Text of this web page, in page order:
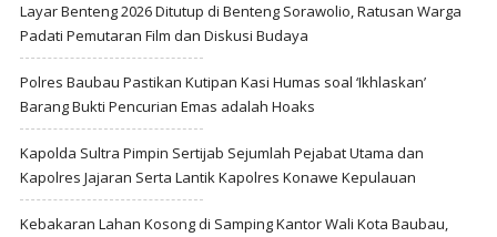
Layar Benteng 2026 Ditutup di Benteng Sorawolio, Ratusan Warga
Padati Pemutaran Film dan Diskusi Budaya
Polres Baubau Pastikan Kutipan Kasi Humas soal ‘Ikhlaskan’
Barang Bukti Pencurian Emas adalah Hoaks
Kapolda Sultra Pimpin Sertijab Sejumlah Pejabat Utama dan
Kapolres Jajaran Serta Lantik Kapolres Konawe Kepulauan
Kebakaran Lahan Kosong di Samping Kantor Wali Kota Baubau,